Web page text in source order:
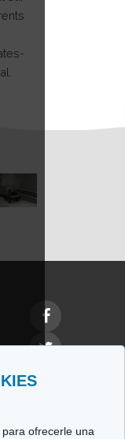
ofrecerle una